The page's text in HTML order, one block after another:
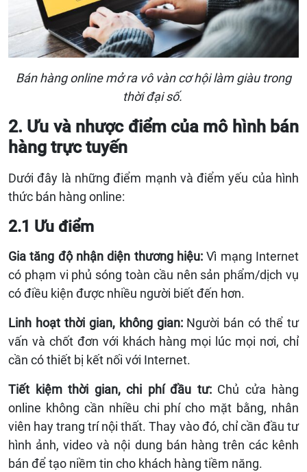
Bán hàng online mở ra vô vàn cơ hội làm giàu trong
thời đại số.
2. Ưu và nhược điểm của mô hình bán
hàng trực tuyến
Dưới đây là những điểm mạnh và điểm yếu của hình
thức bán hàng online:
2.1 Ưu điểm
Gia tăng độ nhận diện thương hiệu: Vì mạng Internet
có phạm vi phủ sóng toàn cầu nên sản phẩm/dịch vụ
có điều kiện được nhiều người biết đến hơn.
Linh hoạt thời gian, không gian:Người bán có thể tư
vấn và chốt đơn với khách hàng mọi lúc mọi nơi, chỉ
cần có thiết bị kết nối với Internet.
Tiết kiệm thời gian, chi phí đầu tư:Chủ cửa hàng
online không cần nhiều chi phí cho mặt bằng, nhân
viên hay trang trí nội thất. Thay vào đó, chỉ cần đầu tư
hình ảnh, video và nội dung bán hàng trên các kênh
bán để tạo niềm tin cho khách hàng tiềm năng.